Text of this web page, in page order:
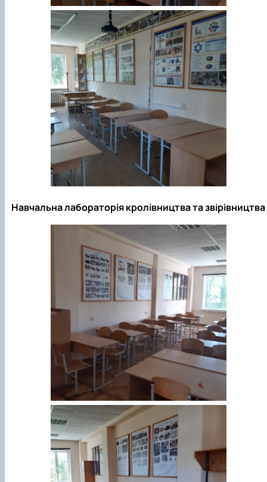
Навчальна лабораторія кролівництва та звірівництва